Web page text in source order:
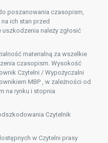
poszanowania czasopism,
ich stan przed
należy zgłosić
materialną za wszelkie
czasopism. Wysokość
Czytelni / Wypożyczalni
MBP , w zależności od
na rynku i stopnia
Czytelnik
w Czytelni prasy